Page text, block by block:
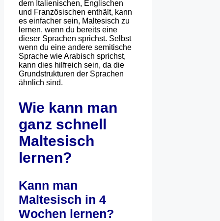
dem Italienischen, Englischen
und Französischen enthält, kann
es einfacher sein, Maltesisch zu
lernen, wenn du bereits eine
dieser Sprachen sprichst. Selbst
wenn du eine andere semitische
Sprache wie Arabisch sprichst,
kann dies hilfreich sein, da die
Grundstrukturen der Sprachen
ähnlich sind.
Wie kann man
ganz schnell
Maltesisch
lernen?
Kann man
Maltesisch in 4
Wochen lernen?